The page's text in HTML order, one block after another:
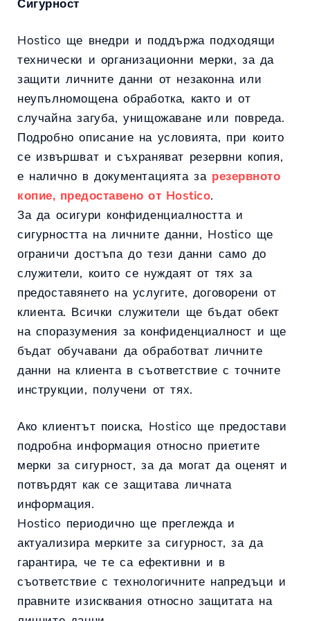
Hostico ще внедри и поддържа подходящи
технически и организационни мерки, за да
защити личните данни от незаконна или
неупълномощена обработка, както и от
случайна загуба, унищожаване или повреда.
Подробно описание на условията, при които
се извършват и съхраняват резервни копия,
е налично в документацията за резервното
копие, предоставено от Hostico.
За да осигури конфиденциалността и
сигурността на личните данни, Hostico ще
ограничи достъпа до тези данни само до
служители, които се нуждаят от тях за
предоставянето на услугите, договорени от
клиента. Всички служители ще бъдат обект
на споразумения за конфиденциалност и ще
бъдат обучавани да обработват личните
данни на клиента в съответствие с точните
инструкции, получени от тях.
Ако клиентът поиска, Hostico ще предостави
подробна информация относно приетите
мерки за сигурност, за да могат да оценят и
потвърдят как се защитава личната
информация.
Hostico периодично ще преглежда и
актуализира мерките за сигурност, за да
гарантира, че те са ефективни и в
съответствие с технологичните напредъци и
правните изисквания относно защитата на